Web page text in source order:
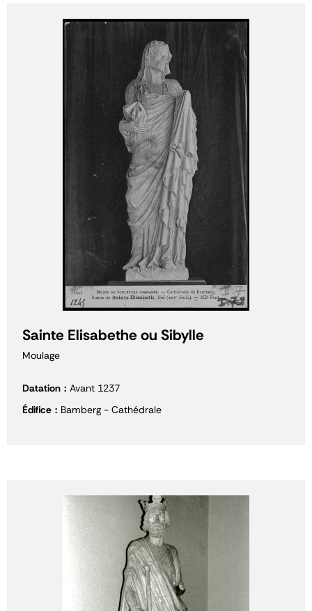
Sainte Elisabethe ou Sibylle
Moulage
Datation
Avant 1237
Édifice
Bamberg - Cathédrale